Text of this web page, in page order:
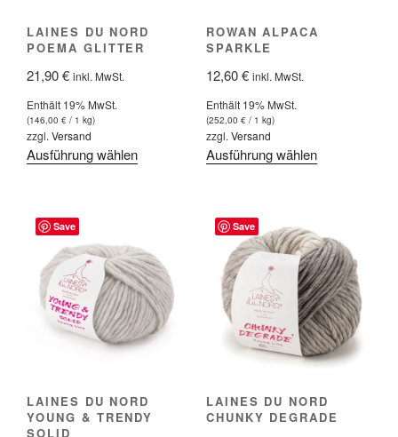
gewählt
gewählt
LAINES DU NORD
POEMA GLITTER
21,90€ inkl. MwSt.
Enthält 19% MwSt.
(146,00 € / 1 kg)
zzgl. Versand
Ausführung wählenDieses
auf.
Die
Optionen
können
auf
gewählt
ROWAN ALPACA
SPARKLE
12,60€ inkl. MwSt.
Enthält 19% MwSt.
(252,00 €/ 1 kg)
zzgl. Versand
Ausführung wählenDieses
Varianten
auf.
Die
Optionen
können
auf
der
gewählt
Save
LAINES DU NORD
YOUNG & TRENDY
SOLID
Save
LAINES DU NORD
CHUNKY DEGRADE